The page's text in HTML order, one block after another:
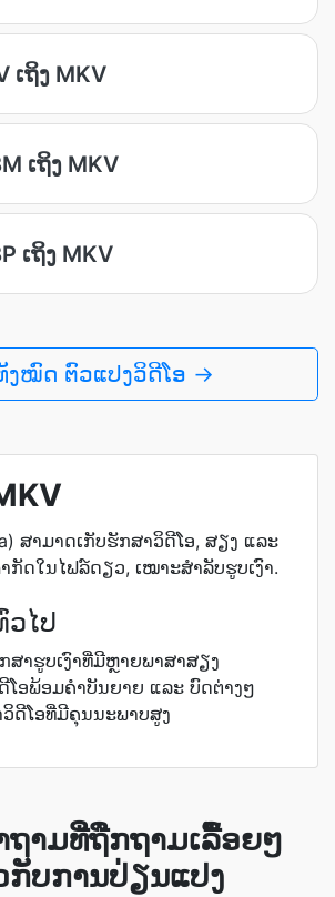
ເຖິງ MKV
ເຖິງ MKV
ເຖິງ MKV
ງ​ໝົດ ຕົວແປງວິດີໂອ →
ສາມາດເກັບຮັກສາວິດີໂອ, ສຽງ ແລະ
ກັດໃນໄຟລ໌ດຽວ, ເໝາະສຳລັບຮູບເງົາ.
ວໄປ
ສາຮູບເງົາທີ່ມີຫຼາຍພາສາສຽງ
ໂອພ້ອມຄຳບັນຍາຍ ແລະ ບົດຕ່າງໆ
ດີໂອທີ່ມີຄຸນນະພາບສູງ
ຖາມທີ່ຖືກຖາມເລື້ອຍໆ
ກັບການປ່ຽນແປງ